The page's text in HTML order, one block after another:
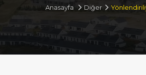
Anasayfa Diğer